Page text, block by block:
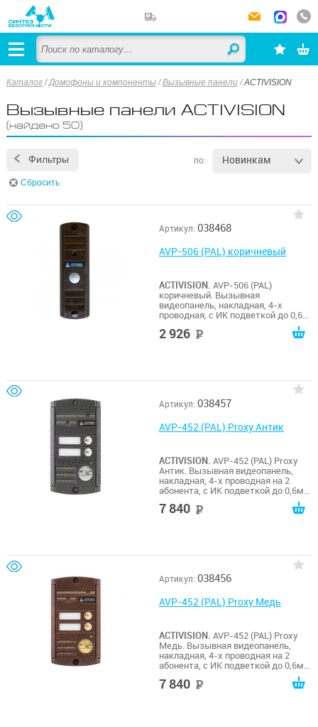
Каталог /Домофоны и компоненты /Вызывные панели/ACTIVISION
Вызывные панели ACTIVISION
(найдено 50)
Фильтры по: Новинкам
Сбросить
Артикул: 038468
AVP-506 (PAL) коричневый
ACTIVISION. AVP-506 (PAL)
коричневый. Вызывная
видеопанель, накладная, 4-х
проводная, с ИК подветкой до 0,6м,
обзора 75 (гор.) 55 (верт.). Рабочий
2 926
Артикул: 038457
AVP-452 (PAL) Proxy Антик
ACTIVISION. AVP-452 (PAL) Proxy
Антик. Вызывная видеопанель,
накладная, 4-х проводная на 2
абонента, с ИК подветкой до 0,6м,
обзора 75 (гор.) 55 (верт.). Рабочий
7 840
Артикул: 038456
AVP-452 (PAL) Proxy Медь
ACTIVISION. AVP-452 (PAL) Proxy
Медь. Вызывная видеопанель,
накладная, 4-х проводная на 2
абонента, с ИК подветкой до 0,6м,
обзора 75 (гор.) 55 (верт.). Рабочий
7 840